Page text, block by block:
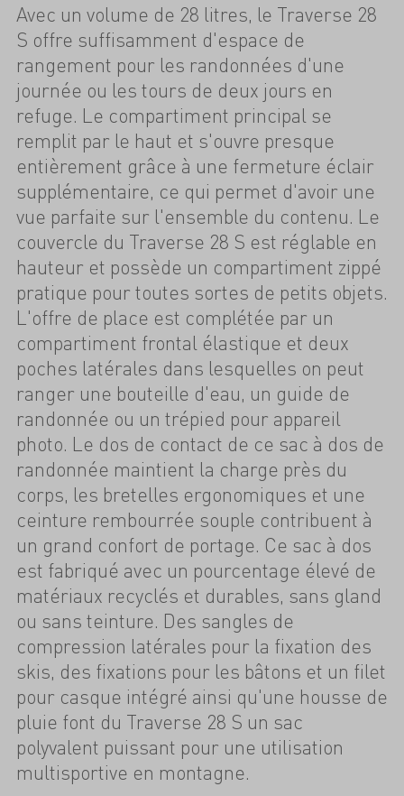
Avec un volume de 28 litres, le Traverse 28
S offre suffisamment d'espace de
rangement pour les randonnées d'une
journée ou les tours de deux jours en
refuge. Le compartiment principal se
remplit par le haut et s'ouvre presque
entièrement grâce à une fermeture éclair
supplémentaire, ce qui permet d'avoir une
vue parfaite sur l'ensemble du contenu. Le
couvercle du Traverse 28 S est réglable en
hauteur et possède un compartiment zippé
pratique pour toutes sortes de petits objets.
L'offre de place est complétée par un
compartiment frontal élastique et deux
poches latérales dans lesquelles on peut
ranger une bouteille d'eau, un guide de
randonnée ou un trépied pour appareil
photo. Le dos de contact de ce sac à dos de
randonnée maintient la charge près du
corps, les bretelles ergonomiques et une
ceinture rembourrée souple contribuent à
un grand confort de portage. Ce sac à dos
est fabriqué avec un pourcentage élevé de
matériaux recyclés et durables, sans gland
ou sans teinture. Des sangles de
compression latérales pour la fixation des
skis, des fixations pour les bâtons et un filet
pour casque intégré ainsi qu'une housse de
pluie font du Traverse 28 S un sac
polyvalent puissant pour une utilisation
multisportive en montagne.